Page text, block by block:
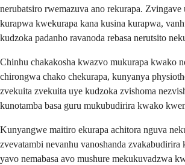
nerubatsiro rwemazuva ano rekurapa. Zvingave
kurapwa kwekurapa kana kusina kurapwa,
kudzoka padanho ravanoda rebasa nerutsito
Chinhu chakakosha kwazvo mukurapa kwako
chirongwa chako chekurapa, kunyanya
zvekuita zvekuita uye kudzoka zvishoma
kunotamba basa guru mukubudirira kwako
Kunyangwe maitiro ekurapa achitora nguva
zvevatambi nevanhu vanoshanda zvakabudirira
yavo nemabasa avo mushure mekukuvadzwa